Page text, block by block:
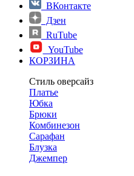
ВКонтакте
Дзен
RuTube
YouTube
КОРЗИНА
Стиль оверсайз
Платье
Юбка
Брюки
Комбинезон
Сарафан
Блузка
Джемпер